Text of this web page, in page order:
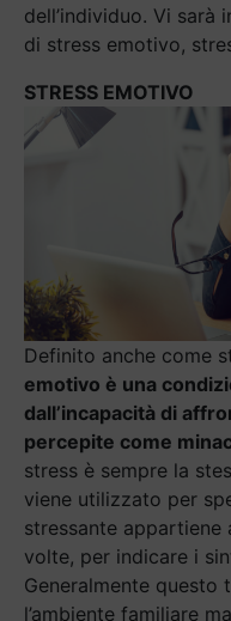
dell’individuo. Vi
di stress emotivo,
STRESS EMOTIVO
Definito anche come
emotivo è una
dall’incapacità di
percepite come
stress è sempre la
viene utilizzato per
stressante
volte, per indicare i
Generalmente questo
l’ambiente familiare